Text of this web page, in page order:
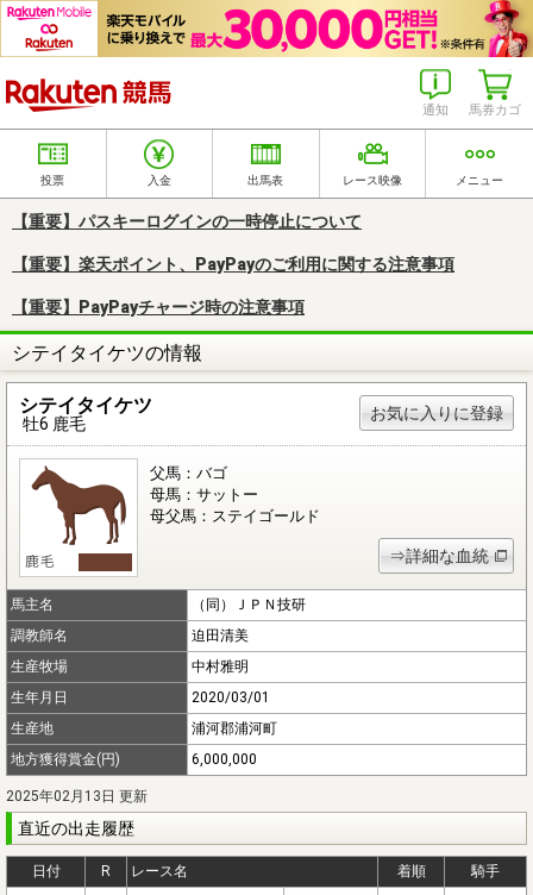
馬券カゴ
通知
投票 入金 出馬表 レース映像 メニュー
【重要】パスキーログインの一時停止について
【重要】楽天ポイント、PayPayのご利用に関する注意事項
【重要】PayPayチャージ時の注意事項
シテイタイケツの情報
シテイタイケツ
牡6 鹿毛
お気に入りに登録
父馬：バゴ
母馬：サットー
母父馬：ステイゴールド
⇒詳細な血統
馬主名
（同）ＪＰＮ技研
調教師名
迫田清美
生産牧場
中村雅明
生年月日
2020/03/01
生産地
浦河郡浦河町
地方獲得賞金(円)
6,000,000
2025年02月13日 更新
直近の出走履歴
日付 R レース名 着順
騎手